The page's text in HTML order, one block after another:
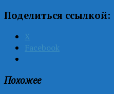
Поделиться ссылкой:
X
Facebook
Похожее